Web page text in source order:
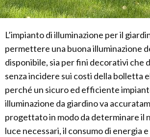
L’impianto di illuminazione per il
permettere una buona illuminazione
disponibile, sia per fini decorativi che
senza incidere sui costi della bolletta
perché un sicuro ed efficiente
illuminazione da giardino va
progettato in modo da determinare il
luce necessari, il consumo di energia